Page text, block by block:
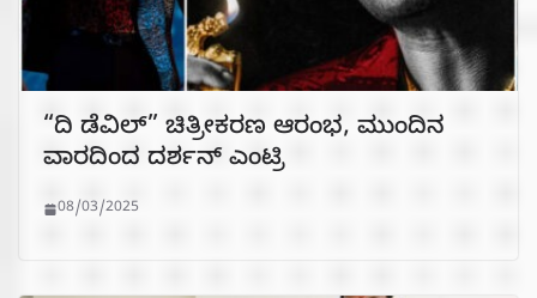
“ದಿ ಡೆವಿಲ್” ಚಿತ್ರೀಕರಣ ಆರಂಭ, ಮುಂದಿನ
ವಾರದಿಂದ ದರ್ಶನ್ ಎಂಟ್ರಿ
08/03/2025